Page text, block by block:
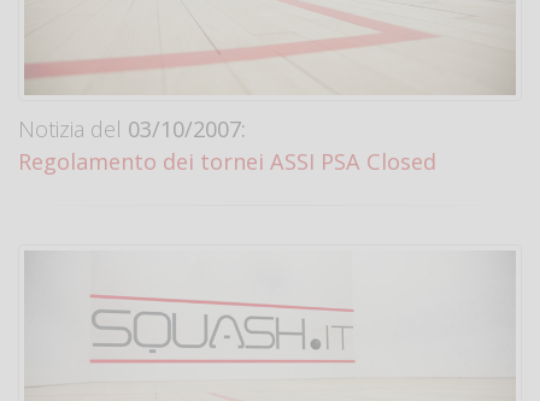
Notizia del 03/10/2007:
Regolamento dei tornei ASSI PSA Closed